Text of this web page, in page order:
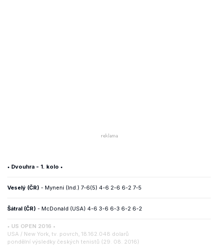
• US OPEN 2016 •
USA / New York, tv. povrch, 18.162.048 dolarů
pondělní výsledky českých tenistů (29. 08. 2016)
• Dvouhra - 1. kolo •
Veselý (ČR) - Myneni (Ind.) 7-6(5) 4-6 2-6 6-2 7-5
Šátral (ČR) - McDonald (USA) 4-6 3-6 6-3 6-2 6-2